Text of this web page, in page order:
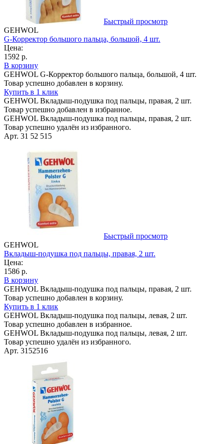
Быстрый просмотр
GEHWOL
G-Корректор большого пальца, большой, 4 шт.
Цена:
1592 р.
В корзину
GEHWOL G-Корректор большого пальца, большой, 4 шт.
Товар успешно добавлен в корзину.
Купить в 1 клик
GEHWOL Вкладыш-подушка под пальцы, правая, 2 шт.
Товар успешно добавлен в избранное.
GEHWOL Вкладыш-подушка под пальцы, правая, 2 шт.
Товар успешно удалён из избранного.
Арт. 31 52 515
Быстрый просмотр
GEHWOL
Вкладыш-подушка под пальцы, правая, 2 шт.
Цена:
1586 р.
В корзину
GEHWOL Вкладыш-подушка под пальцы, правая, 2 шт.
Товар успешно добавлен в корзину.
Купить в 1 клик
GEHWOL Вкладыш-подушка под пальцы, левая, 2 шт.
Товар успешно добавлен в избранное.
GEHWOL Вкладыш-подушка под пальцы, левая, 2 шт.
Товар успешно удалён из избранного.
Арт. 3152516